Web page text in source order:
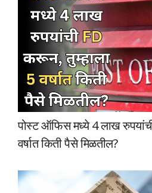
पोस्ट ऑफिस मध्ये 4 लाख
वर्षात किती पैसे मिळतील?